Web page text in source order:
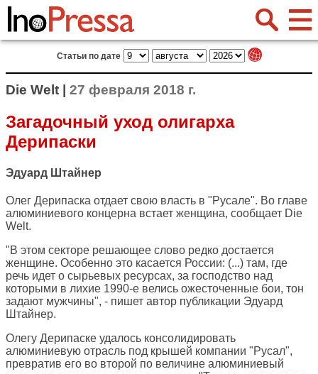
Статьи по дате
Die Welt | 27 февраля 2018 г.
Загадочный уход олигарха
Дерипаски
Эдуард Штайнер
Олег Дерипаска отдает свою власть в "Русале". Во главе
алюминиевого концерна встает женщина, сообщает Die
Welt.
"В этом секторе решающее слово редко достается
женщине. Особенно это касается России: (...) там, где
речь идет о сырьевых ресурсах, за господство над
которыми в лихие 1990-е велись ожесточенные бои, тон
задают мужчины", - пишет автор публикации Эдуард
Штайнер.
Олегу Дерипаске удалось консолидировать
алюминиевую отрасль под крышей компании "Русал",
превратив его во второй по величине алюминиевый